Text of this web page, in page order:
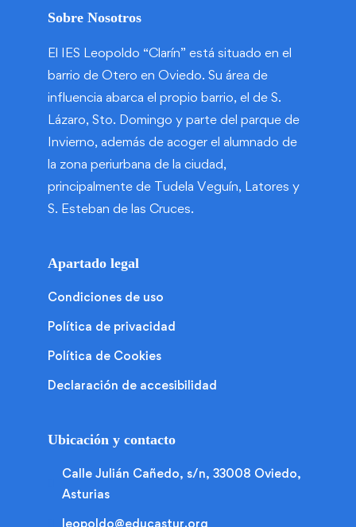
Sobre Nosotros
El IES Leopoldo “Clarín” está situado en el
barrio de Otero en Oviedo. Su área de
influencia abarca el propio barrio, el de S.
Lázaro, Sto. Domingo y parte del parque de
Invierno, además de acoger el alumnado de
la zona periurbana de la ciudad,
principalmente de Tudela Veguín, Latores y
S. Esteban de las Cruces.
Apartado legal
Condiciones de uso
Política de privacidad
Política de Cookies
Declaración de accesibilidad
Ubicación y contacto
Calle Julián Cañedo, s/n, 33008 Oviedo,
Asturias
leopoldo@educastur.org